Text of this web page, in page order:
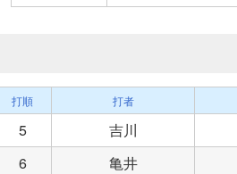
打順 打者
5 吉川
6 亀井